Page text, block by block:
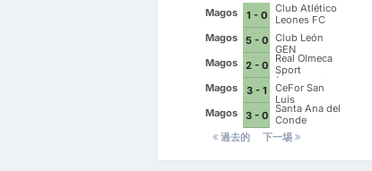
Magos 1 - 0
Club Atlético
Leones FC
Magos
5 - 0
Club León
GEN
Magos
2 - 0
Real Olmeca
Sport
(Empresarios
del Rincón)
Magos 3 - 1
CeFor San
Luis
Magos
3 - 0
Santa Ana del
Conde
過去的
下一埸